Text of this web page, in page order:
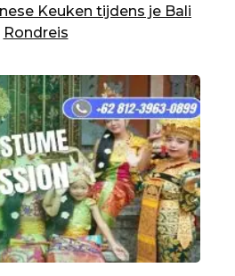
Keuken tijdens je Bali
Rondreis